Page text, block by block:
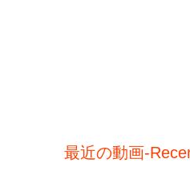
最近の動画-